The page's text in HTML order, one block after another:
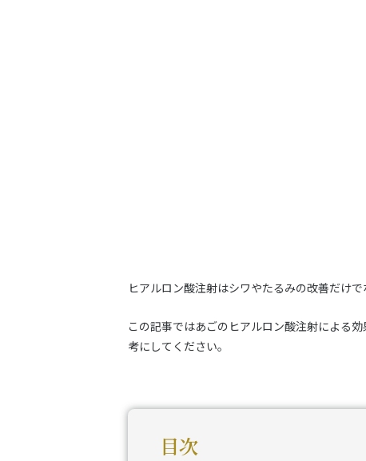
ヒアルロン酸注射はシワやたるみの改善だけ
この記事ではあごのヒアルロン酸注射による
考にしてください。
目次